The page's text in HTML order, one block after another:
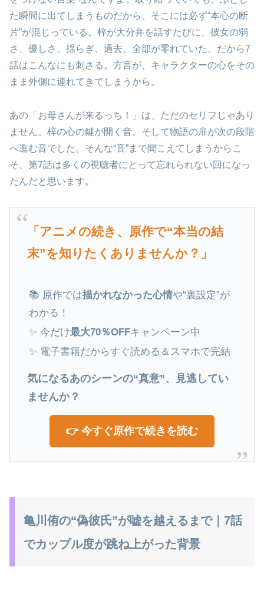
た瞬間に出てしまうものだから、そこには必ず“本心の断
片”が混じっている。梓が大分弁を話すたびに、彼女の弱
さ、優しさ、揺らぎ、過去、全部が零れていた。だから7
話はこんなにも刺さる。方言が、キャラクターの心をその
まま外側に連れてきてしまうから。
あの「お母さんが来るっち！」は、ただのセリフじゃあり
ません。梓の心の鍵が開く音、そして物語の扉が次の段階
へ進む音でした。そんな“音”まで聞こえてしまうからこ
そ、第7話は多くの視聴者にとって忘れられない回になっ
たんだと思います。
「アニメの続き、原作で“本当の結
末”を知りたくありませんか？」
📚 原作では描かれなかった心情や“裏設定”が
わかる！
✨ 今だけ最大70％OFFキャンペーン中
✨ 電子書籍だからすぐ読める＆スマホで完結
気になるあのシーンの“真意”、見逃してい
ませんか？
👉 今すぐ原作で続きを読む
亀川侑の“偽彼氏”が嘘を越えるまで｜7話
でカップル度が跳ね上がった背景